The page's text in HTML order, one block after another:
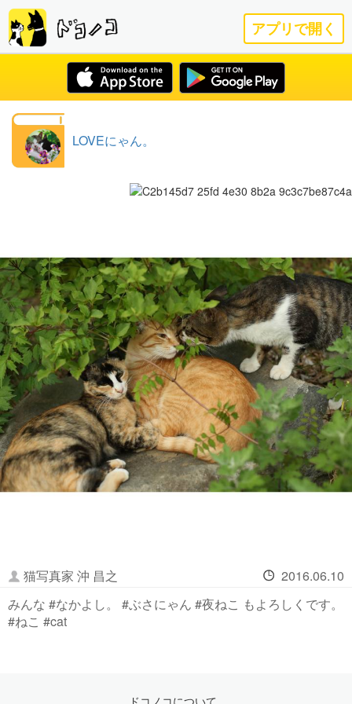
アプリで開く
LOVEにゃん。
猫写真家 沖 昌之
2016.06.10
みんな #なかよし。 #ぶさにゃん #夜ねこ もよろしくです。
#ねこ #cat